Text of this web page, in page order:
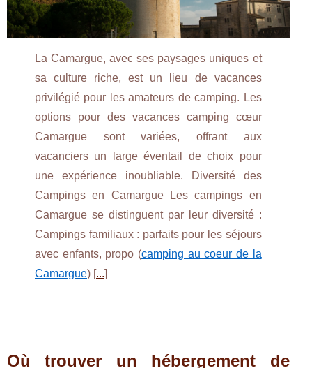
La Camargue, avec ses paysages uniques et
sa culture riche, est un lieu de vacances
privilégié pour les amateurs de camping. Les
options pour des vacances camping cœur
Camargue sont variées, offrant aux
vacanciers un large éventail de choix pour
une expérience inoubliable. Diversité des
Campings en Camargue Les campings en
Camargue se distinguent par leur diversité :
Campings familiaux : parfaits pour les séjours
avec enfants, propo (camping au coeur de la
Camargue) [...]
Où trouver un hébergement de